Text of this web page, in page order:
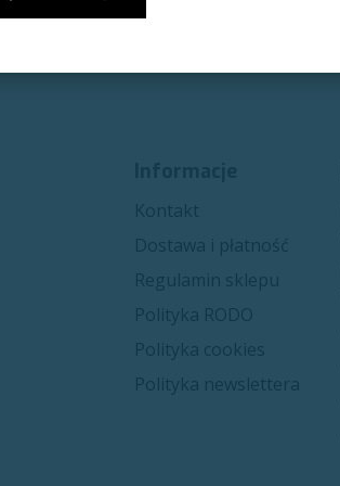
Kon​​takt
Dostawa i płatność
Regulamin sklepu
Polityka RODO
Polityka cookies
Polityka newslettera